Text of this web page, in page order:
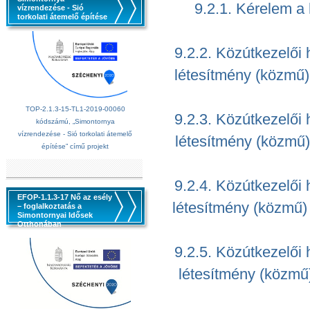
vízrendezése - Sió
torkolati átemelő építése
TOP-2.1.3-15-TL1-2019-00060
kódszámú, „Simontornya
vízrendezése - Sió torkolati átemelő
építése” című projekt
EFOP-1.1.3-17 Nő az esély
– foglalkoztatás a
Simontornyai Idősek
Otthonában
9.2.1. Kérelem
9.2.2. Közútkezelői
létesítmény
9.2.3. Közútkezelői
létesítmény
9.2.4. Közútkezelői
létesítmény
9.2.5. Közútkezelői
létesítmény